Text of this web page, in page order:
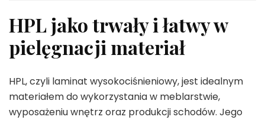
HPL jako trwały i łatwy w
pielęgnacji materiał
HPL, czyli laminat wysokociśnieniowy, jest idealnym
materiałem do wykorzystania w meblarstwie,
wyposażeniu wnętrz oraz produkcji schodów. Jego